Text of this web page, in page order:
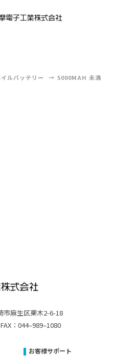
ルバッテリー 5000MAH 未満
市麻生区栗木2-6-18
：044–989–1080
お客様サポート